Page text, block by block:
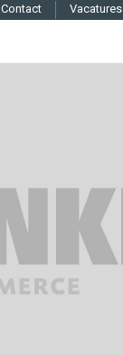
Contact Vacatures